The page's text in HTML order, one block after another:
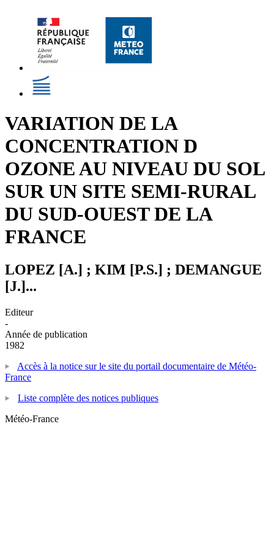
VARIATION DE LA
CONCENTRATION D
OZONE AU NIVEAU DU SOL
SUR UN SITE SEMI-RURAL
DU SUD-OUEST DE LA
FRANCE
LOPEZ [A.] ; KIM [P.S.] ; DEMANGUE
[J.]...
Editeur
-
Année de publication
1982
Accès à la notice sur le site du portail documentaire de Météo-
France
Liste complète des notices publiques
Météo-France